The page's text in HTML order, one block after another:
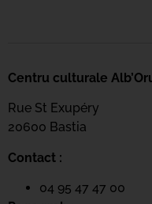
Centru culturale
Rue St Exupéry
20600 Bastia
Contact :
04 95 47 47 00